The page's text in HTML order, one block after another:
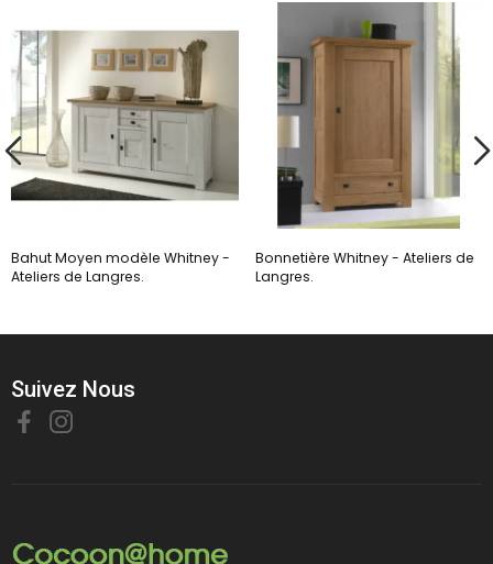
Bahut Moyen modèle Whitney -
Ateliers de Langres.
Bonnetière Whitney - Ateliers de
Langres.
Suivez Nous